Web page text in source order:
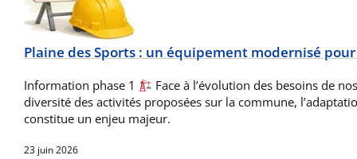
Plaine des Sports : un équipement modernisé
Information phase 1
Face à l’évolution des besoins de
diversité des activités proposées sur la commune,
constitue un enjeu majeur.
23 juin 2026